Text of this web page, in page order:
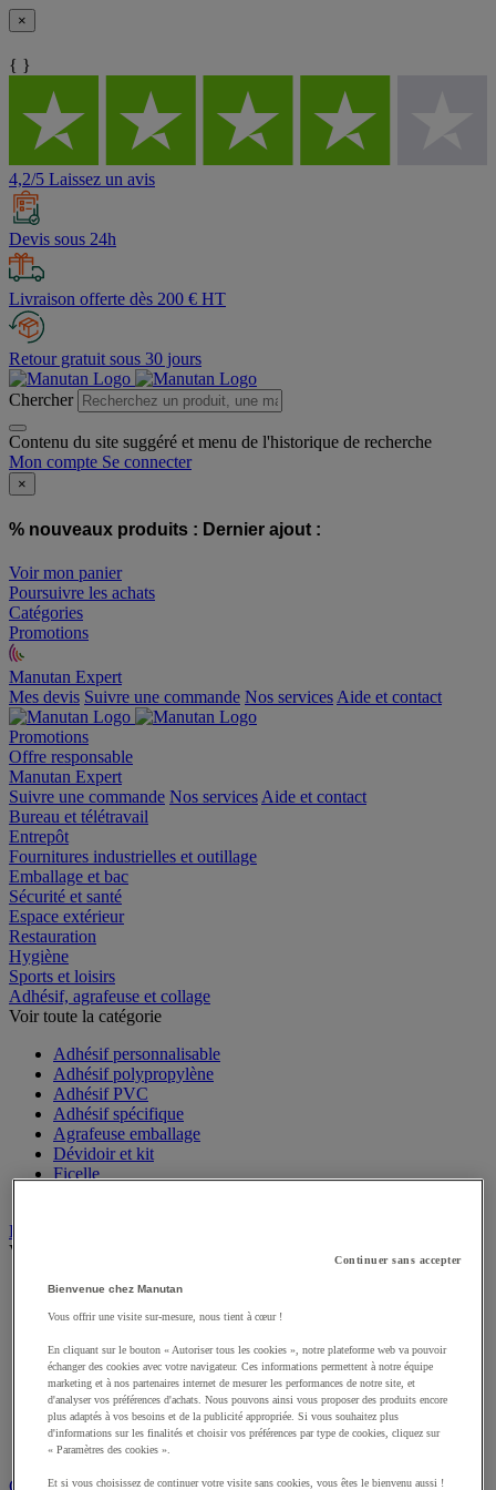
×
{ }
4,2/5 Laissez un avis
Devis sous 24h
Livraison offerte dès 200 € HT
Retour gratuit sous 30 jours
Chercher
Contenu du site suggéré et menu de l'historique de recherche
Mon compte Se connecter
×
% nouveaux produits : Dernier ajout :
Voir mon panier
Poursuivre les achats
Catégories
Promotions
Manutan Expert
offre reconditionnée
Mes devis Suivre une commande Nos services
Promotions
Offre responsable
Manutan Expert
Suivre une commande
Bureau et télétravail
Entrepôt
Fournitures industrielles et outillage
Emballage et bac
Sécurité et santé
Espace extérieur
Restauration
Hygiène
Sports et loisirs
Adhésif, agrafeuse et collage
Adhésif personnalisable
Adhésif polypropylène
Adhésif PVC
Adhésif spécifique
Agrafeuse emballage
Dévidoir et kit
Bac
Bac à bec
Bac de rangement
Bac de transport
Bac gerbable
Bac norme Europe
Bac pliant
Bac-tiroirs
Continuer sans accepter
Bienvenue chez Manutan
Vous offrir une visite sur-mesure, nous tient à cœur !
En cliquant sur le bouton « Autoriser tous les cookies », notre plateforme web va pouvoir
échanger des cookies avec votre navigateur. Ces informations permettent à notre équipe
marketing et à nos partenaires internet de mesurer les performances de notre site, et
d'analyser vos préférences d'achats. Nous pouvons ainsi vous proposer des produits encore
plus adaptés à vos besoins et de la publicité appropriée. Si vous souhaitez plus
d'informations sur les finalités et choisir vos préférences par type de cookies, cliquez sur
« Paramètres des cookies ».
Et si vous choisissez de continuer votre visite sans cookies, vous êtes le bienvenu aussi !